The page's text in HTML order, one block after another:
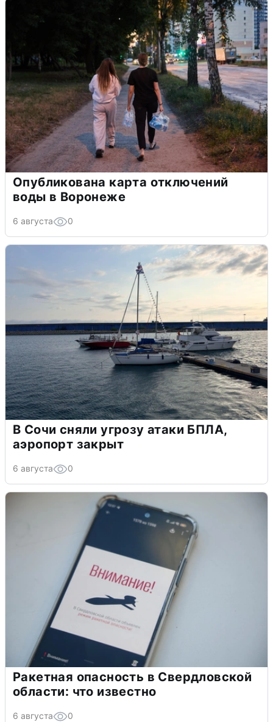
Опубликована карта отключений
воды в Воронеже
6 августа 0
В Сочи сняли угрозу атаки БПЛА,
аэропорт закрыт
6 августа 0
Ракетная опасность в Свердловской
области: что известно
6 августа 0